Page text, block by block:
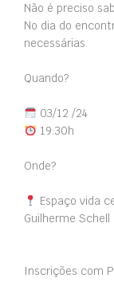
Não é preciso
No dia do
necessárias.
Quando?
03/12 /24
19:30h
Onde?
Espaço vida
Guilherme Schell
Inscrições com